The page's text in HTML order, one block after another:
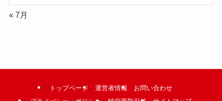
« 7月
トップページ 運営者情報
お問い合わせ